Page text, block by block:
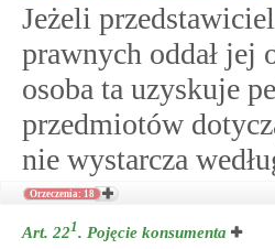
Jeżeli
prawnych oddał jej
osoba ta uzyskuje
przedmiotów
nie wystarcza
Orzeczenia: 18
Art. 221. Pojęcie konsumenta